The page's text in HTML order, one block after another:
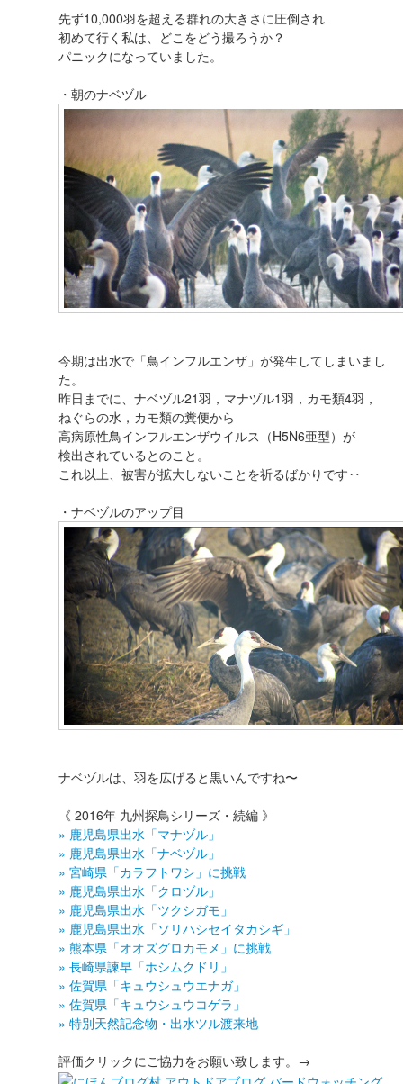
先ず10,000羽を超える群れの大きさに圧倒され
初めて行く私は、どこをどう撮ろうか？
パニックになっていました。
・朝のナベヅル
今期は出水で「鳥インフルエンザ」が発生してしまいまし
た。
昨日までに、ナベヅル21羽，マナヅル1羽，カモ類4羽，
ねぐらの水，カモ類の糞便から
高病原性鳥インフルエンザウイルス（H5N6亜型）が
検出されているとのこと。
これ以上、被害が拡大しないことを祈るばかりです‥
・ナベヅルのアップ目
ナベヅルは、羽を広げると黒いんですね〜
《 2016年 九州探鳥シリーズ・続編 》
» 鹿児島県出水「マナヅル」
» 鹿児島県出水「ナベヅル」
» 宮崎県「カラフトワシ」に挑戦
» 鹿児島県出水「クロヅル」
» 鹿児島県出水「ツクシガモ」
» 鹿児島県出水「ソリハシセイタカシギ」
» 熊本県「オオズグロカモメ」に挑戦
» 長崎県諫早「ホシムクドリ」
» 佐賀県「キュウシュウエナガ」
» 佐賀県「キュウシュウコゲラ」
» 特別天然記念物・出水ツル渡来地
評価クリックにご協力をお願い致します。→